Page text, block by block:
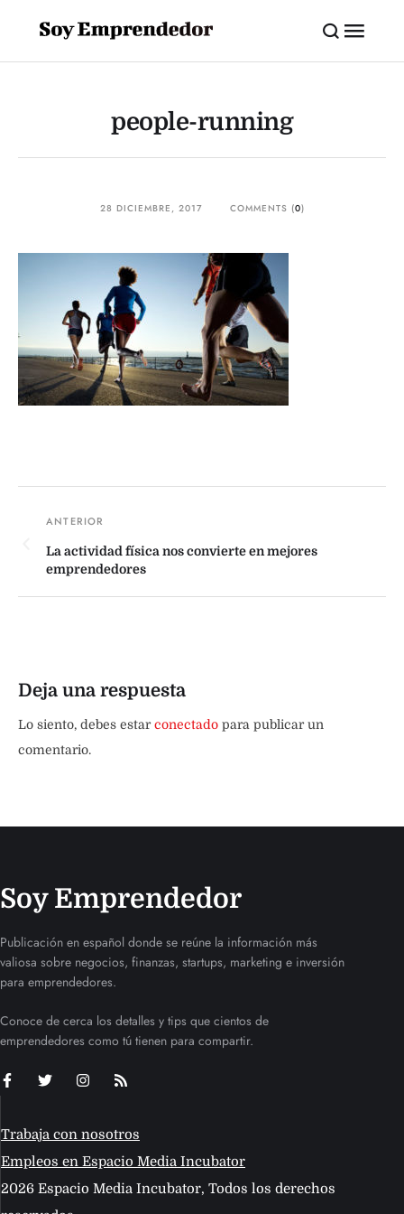
people-running
28 DICIEMBRE, 2017 COMMENTS (0)
La actividad física nos convierte en mejores
emprendedores
Deja una respuesta
Lo siento, debes estarconectado para publicar un
comentario.
Soy Emprendedor
Publicación en español donde se reúne la información más
valiosa sobre negocios, finanzas, startups, marketing e inversión
para emprendedores.
Conoce de cerca los detalles y tips que cientos de
emprendedores como tú tienen para compartir.
Trabaja con nosotros
Empleos en Espacio Media Incubator
2026 Espacio Media Incubator, Todos los derechos